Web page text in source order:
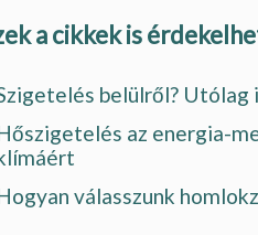
a cikkek is
belülről? Utólag
az energia-
válasszunk